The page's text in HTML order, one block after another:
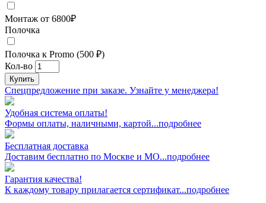
Монтаж от 6800₽
Полочка
Полочка к Promo (500 ₽)
Кол-во
Купить
Спецпредложение при заказе. Узнайте у менеджера!
Удобная система оплаты!
Формы оплаты, наличными, картой...подробнее
Бесплатная доставка
Доставим бесплатно по Москве и МО...подробнее
Гарантия качества!
К каждому товару прилагается сертификат...подробнее